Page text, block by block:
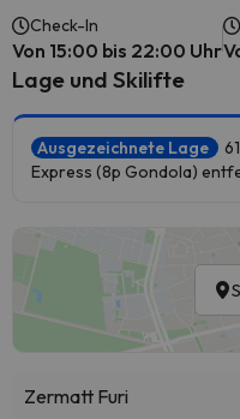
Check-In
Von 15:00 bis 22:00 Uhr
Lage und Skilifte
Ausgezeichnete Lage
Express (8p Gondola)
Zermatt Furi